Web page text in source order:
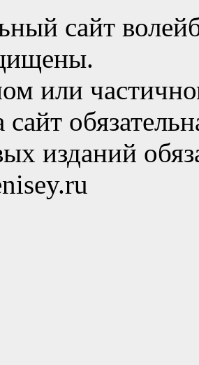
сайт
или
изданий